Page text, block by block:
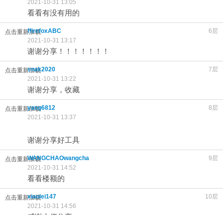
2021-10-31 13:05
看看有没有用的
点击重新加载 6层
ffirefoxABC
2021-10-31 13:17
谢谢分享！！！！！！！
点击重新加载 7层
snak2020
2021-10-31 13:22
谢谢分享，收藏
点击重新加载 8层
yang6812
2021-10-31 13:37
谢谢分享好工具
点击重新加载 9层
WANGCHAOwangcha
2021-10-31 14:52
看看楼额的
点击重新加载 10层
xiaolei147
2021-10-31 14:56